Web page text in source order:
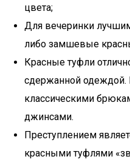
цвета;
Для вечеринки
либо замшевые
Красные туфли
сдержанной
классическими
джинсами.
Преступлением
красными туфлями